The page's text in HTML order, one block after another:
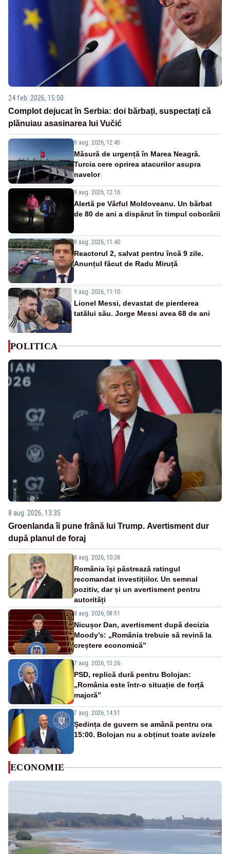
24 feb. 2026, 15:50
Complot dejucat în Serbia: doi bărbați, suspectați că
plănuiau asasinarea lui Vučić
9 aug. 2026, 12:45
Măsură de urgență în Marea Neagră.
Turcia cere oprirea atacurilor asupra
navelor
9 aug. 2026, 12:16
Alertă pe Vârful Moldoveanu. Un bărbat
de 80 de ani a dispărut în timpul coborârii
9 aug. 2026, 11:40
Reactorul 2, salvat pentru încă 9 zile.
Anunțul făcut de Radu Miruță
9 aug. 2026, 11:10
Lionel Messi, devastat de pierderea
tatălui său. Jorge Messi avea 68 de ani
POLITICA
8 aug. 2026, 13:35
Groenlanda îi pune frână lui Trump. Avertisment dur
după planul de foraj
8 aug. 2026, 10:38
România își păstrează ratingul
recomandat investițiilor. Un semnal
pozitiv, dar și un avertisment pentru
autorități
8 aug. 2026, 08:51
Nicușor Dan, avertisment după decizia
Moody’s: „România trebuie să revină la
creștere economică”
7 aug. 2026, 15:26
PSD, replică dură pentru Bolojan:
„România este într-o situație de forță
majoră”
7 aug. 2026, 14:51
Ședința de guvern se amână pentru ora
15:00. Bolojan nu a obținut toate avizele
ECONOMIE